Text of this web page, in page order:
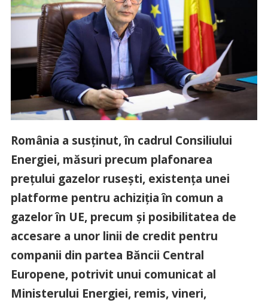
România a susţinut, în cadrul Consiliului
Energiei, măsuri precum plafonarea
preţului gazelor ruseşti, existenţa unei
platforme pentru achiziţia în comun a
gazelor în UE, precum şi posibilitatea de
accesare a unor linii de credit pentru
companii din partea Băncii Central
Europene, potrivit unui comunicat al
Ministerului Energiei, remis, vineri,